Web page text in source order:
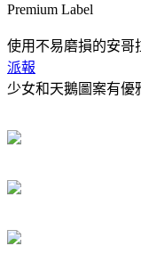
Premium Label
使用不易磨損的安哥
派報
少女和天鵝圖案有優